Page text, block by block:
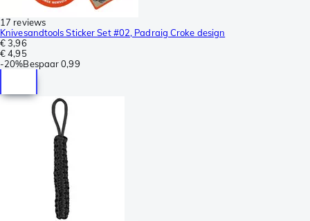
17 reviews
Knivesandtools Sticker Set #02, Padraig Croke design
€ 3,96
€ 4,95
-20%Bespaar 0,99